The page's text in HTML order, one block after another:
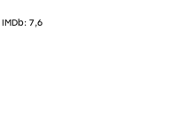
IMDb: 7,6